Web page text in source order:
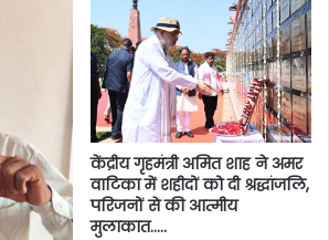
केंद्रीय गृहमंत्री अमित शाह ने अमर
वाटिका में शहीदों को दी श्रद्धांजलि,
परिजनों से की आत्मीय
मुलाकात…..